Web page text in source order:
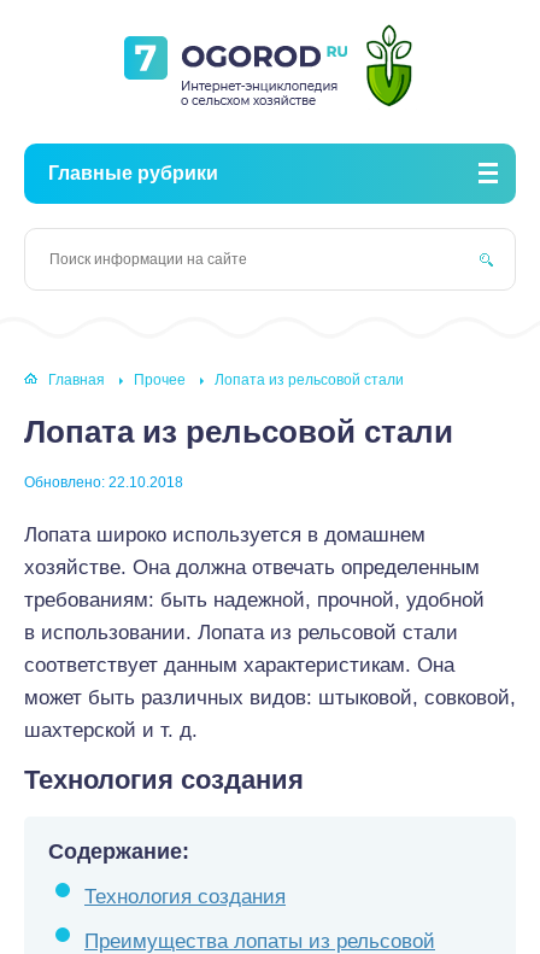
Главные рубрики
Главная Прочее Лопата из рельсовой стали
Лопата из рельсовой стали
Обновлено: 22.10.2018
Лопата широко используется в домашнем
хозяйстве. Она должна отвечать определенным
требованиям: быть надежной, прочной, удобной
в использовании. Лопата из рельсовой стали
соответствует данным характеристикам. Она
может быть различных видов: штыковой, совковой,
шахтерской и т. д.
Технология создания
Содержание:
Технология создания
Преимущества лопаты из рельсовой